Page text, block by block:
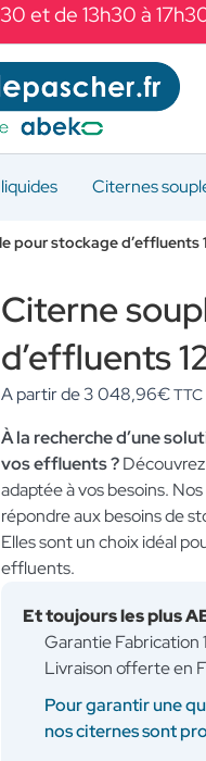
et de 13h30 à
Citernes
pour stockage d’effluents
Citerne
d’effluents
A partir de3 048,96€TTC
À la recherche d’une
vos effluents ?
adaptée à vos besoins.
répondre aux besoins de
Elles sont un choix idéal
effluents.
Et toujours les plus
Garantie Fabrication
Livraison offerte en
Pour garantir une
nos citernes sont